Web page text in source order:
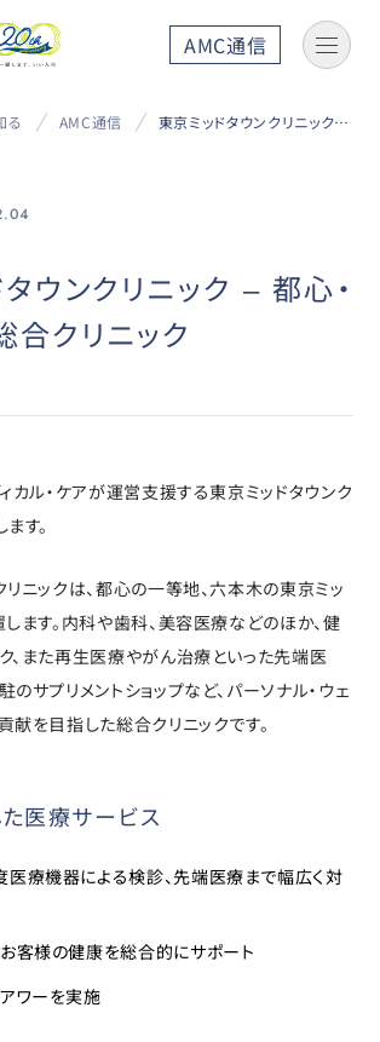
AMC通信
る AMC通信 東京ミッドタウンクリニック – 都心・六本木の総合クリニック
ウンクリニック – 都心・
合クリニック
カル・ケアが運営支援する東京ミッドタウンク
す。
リニックは、都心の一等地、六本木の東京ミッ
ます。内科や歯科、美容医療などのほか、健
、また再生医療やがん治療といった先端医
サプリメントショップなど、パーソナル・ウェ
献を目指した総合クリニックです。
医療サービス
療機器による検診、先端医療まで幅広く対
客様の健康を総合的にサポート
ワーを実施